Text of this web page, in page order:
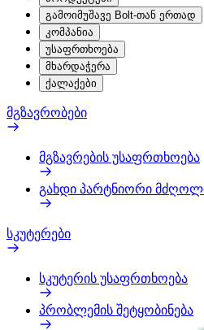
გამოიმუშავე Bolt-თან ერთად
კომპანია
უსაფრთხოება
მხარდაჭერა
ქალაქები
მგზავრობები
მგზავრების უსაფრთხოება
გახდი პარტნიორი
სკუტერები
სკუტერის უსაფრთხოება
პრობლემის შეტყობინება